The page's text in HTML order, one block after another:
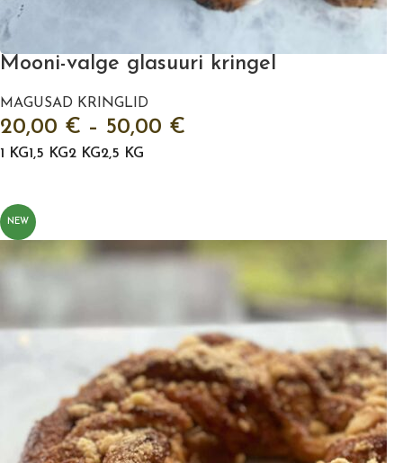
Mooni-valge glasuuri kringel
MAGUSAD KRINGLID
20,00 € – 50,00 €
1 KG1,5 KG2 KG2,5 KG
NEW